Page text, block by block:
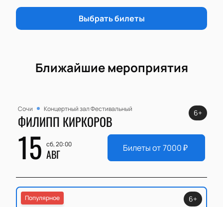
Выбрать билеты
Ближайшие мероприятия
Сочи Концертный зал Фестивальный
ФИЛИПП КИРКОРОВ
15 сб, 20:00
АВГ
6+
Билеты от7000₽
Популярное
6+